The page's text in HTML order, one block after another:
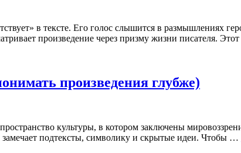
в тексте. Его голос слышится в размышлениях
произведение через призму жизни писателя.
произведения глубже)
культуры, в котором заключены
замечает подтексты, символику и скрытые идеи. Чтобы …